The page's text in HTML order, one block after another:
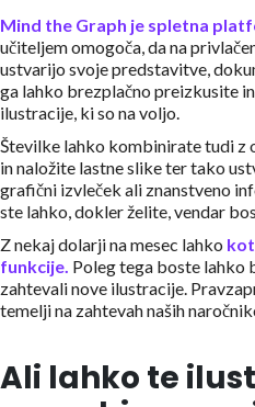
Mind the Graph je spletna
učiteljem omogoča, da na
ustvarijo svoje predstavitve,
ga lahko brezplačno preizkusite
ilustracije, ki so na voljo.
Številke lahko kombinirate tudi
in naložite lastne slike ter tako
grafični izvleček ali znanstveno
ste lahko, dokler želite, vendar
Z nekaj dolarji na mesec lahko
funkcije. Poleg tega boste lahko
zahtevali nove ilustracije.
temelji na zahtevah naših
Ali lahko te